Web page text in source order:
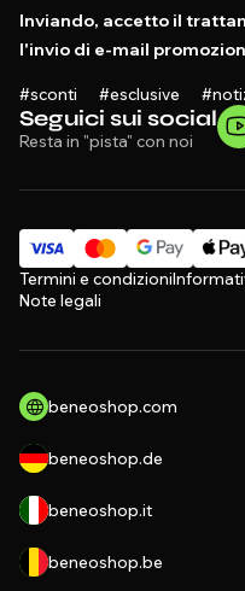
Seguici sui social
Resta in "pista" con noi
Inviando, accetto il
l'invio di e-mail
#sconti #esclusive
Termini e condizioni
Note legali
beneoshop.com
beneoshop.de
beneoshop.it
beneoshop.be